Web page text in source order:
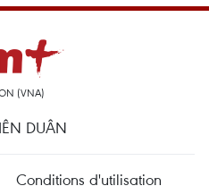
(VNA)
DUÂN
Conditions d'utilisation